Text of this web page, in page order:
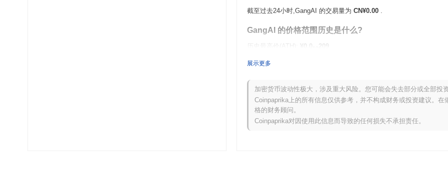
截至过去24小时,GangAI 的交易量为 CN¥0.00 .
GangAI 的价格范围历史是什么?
历史最高价(ATH): ¥0.0
209
与更广泛的加密市场相比,GangAI 的表现如何?
在过去7天里,GangAI 上涨了
时滞后。
展示更多
加密货币波动性极大，涉及重大风险。您可能会失去部分或全部投资
Coinpaprika上的所有信息仅供参考，并不构成财务或投资建议。
格的财务顾问。
Coinpaprika对因使用此信息而导致的任何损失不承担责任。